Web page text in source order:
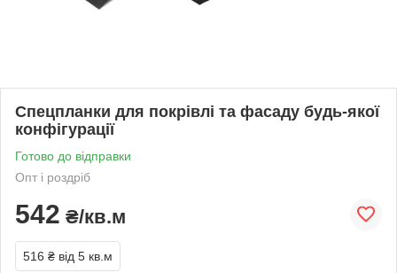
Спецпланки для покрівлі та фасаду будь-якої
конфігурації
Готово до відправки
Опт і роздріб
542 ₴/кв.м
516 ₴ від 5 кв.м